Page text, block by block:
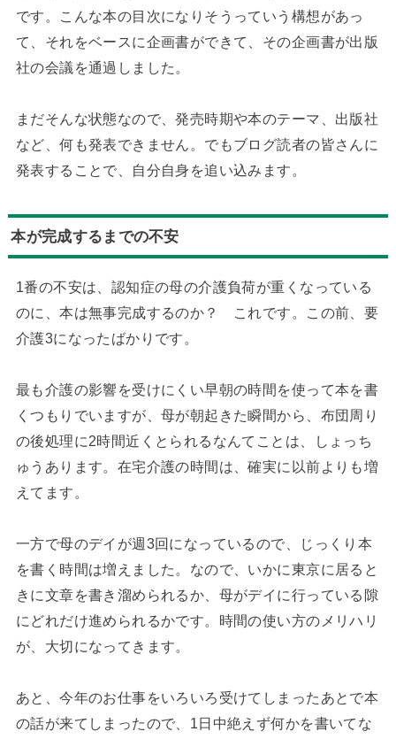
です。こんな本の目次になりそうっていう構想があっ
て、それをベースに企画書ができて、その企画書が出版
社の会議を通過しました。
まだそんな状態なので、発売時期や本のテーマ、出版社
など、何も発表できません。でもブログ読者の皆さんに
発表することで、自分自身を追い込みます。
本が完成するまでの不安
1番の不安は、認知症の母の介護負荷が重くなっている
のに、本は無事完成するのか？ これです。この前、要
介護3になったばかりです。
最も介護の影響を受けにくい早朝の時間を使って本を書
くつもりでいますが、母が朝起きた瞬間から、布団周り
の後処理に2時間近くとられるなんてことは、しょっち
ゅうあります。在宅介護の時間は、確実に以前よりも増
えてます。
一方で母のデイが週3回になっているので、じっくり本
を書く時間は増えました。なので、いかに東京に居ると
きに文章を書き溜められるか、母がデイに行っている隙
にどれだけ進められるかです。時間の使い方のメリハリ
が、大切になってきます。
あと、今年のお仕事をいろいろ受けてしまったあとで本
の話が来てしまったので、1日中絶えず何かを書いてな